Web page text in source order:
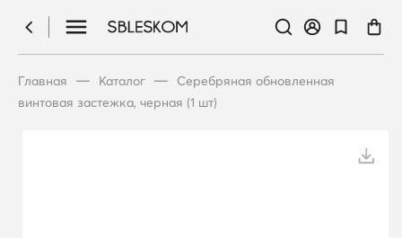
Главная — Каталог —
Серебряная обновленная
винтовая застежка, черная (1 шт)